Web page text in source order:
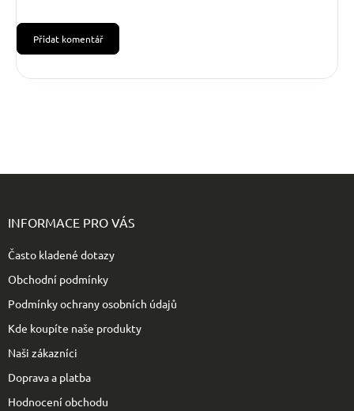
Přidat komentář
INFORMACE PRO VÁS
Často kladené dotazy
Obchodní podmínky
Podmínky ochrany osobních údajů
Kde koupíte naše produkty
Naši zákazníci
Doprava a platba
Hodnocení obchodu